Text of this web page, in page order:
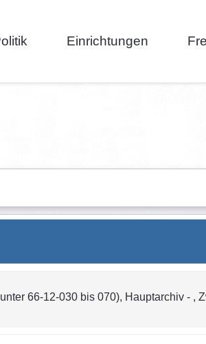
Einrichtungen
66-12-030 bis 070), Hauptarchiv - ,